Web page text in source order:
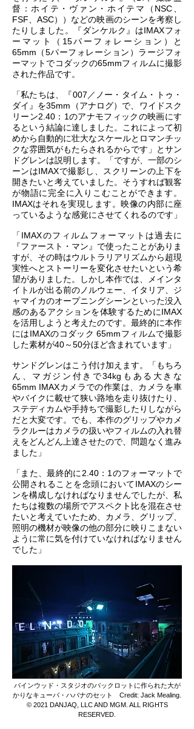
督：ホイテ・ヴァン・ホイテマ（NSC、
FSF、ASC））などの映画のシーンを考察し
たりしました。『ダンケルク』はIMAXフォ
ーマット（15パーフォレーション）と
65mm（5パーフォレーション）ラージフォ
ーマットでコダックの65mmフィルムに撮影
された作品です。
「私たちは、『007／ノー・タイム・トゥ・
ダイ』を35mm（アナログ）で、ワイドスク
リーン2.40：1のアナモフィックの映画にす
るという結論に達しました。これによって初
めから自動的に壮大なスケールとロマンチッ
クな雰囲気がもたらされるからです」とサン
ドグレンは説明します。「ですが、一部のシ
ーンはIMAXで撮影し、スクリーンの上下を
開きたいと考えていました。そうすれば観客
が物語に完全に入りこむことができます。
IMAXはそれを実現します。映像の内部に座
っているような感覚にさせてくれるのです」
「IMAXのフィルムフォーマットは過去に
『ファースト・マン』で使ったことがありま
すが、その時はウルトラリアリズムから超現
実性へとストーリーを変化させたいという希
望がありました。しかし本作では、メインタ
イトルが出る前のノルウェー、イタリア、ジ
ャマイカのオープニングシーンといった没入
感のあるアクションを体験するためにIMAX
を活用しようと考えたのです。最終的に本作
にはIMAXのコダック 65mmフィルムで撮影
した素材が40～50分ほど含まれています」
サンドグレンはこう付け加えます。「もちろ
ん、マガジン付きで34kgもある大きな
65mm IMAXカメラでの作業は、カメラを車
やバイクに載せて狭い路地を走り抜けたり、
ステディカムや手持ちで撮影したりしながら
だと大変です。でも、本作のグリップやカメ
ラクルーはカメラの扱いやフィルムの入れ替
えをどんどん上達させたので、問題なく進み
ました」
「また、最終的に2.40：1のフォーマットで
公開されることを念頭においてIMAXのシー
ンを構成しなければなりませんでしたが、私
たちは複数の場所でアスペクト比を混在させ
たいと考えていたため、カメラ、グリップ、
照明の機材が映像の他の部分に映りこまない
ように常に気を付けていなければなりません
でした」
パインウッド・スタジオのバックロットに作られた大が
かりなキューバ・ハバナのセット Credit: Jack Mealing.
© 2021 DANJAQ, LLC AND MGM. ALL RIGHTS
RESERVED.